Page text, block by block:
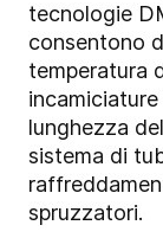
tecnologie
consentono
temperatura
lunghezza
sistema di
spruzzatori.